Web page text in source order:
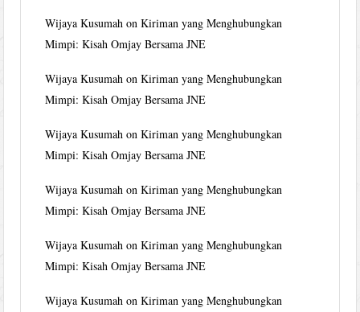
Wijaya Kusumah onKiriman yang Menghubungkan
Mimpi: Kisah Omjay Bersama JNE
Wijaya Kusumah onKiriman yang Menghubungkan
Mimpi: Kisah Omjay Bersama JNE
Wijaya Kusumah onKiriman yang Menghubungkan
Mimpi: Kisah Omjay Bersama JNE
Wijaya Kusumah onKiriman yang Menghubungkan
Mimpi: Kisah Omjay Bersama JNE
Wijaya Kusumah onKiriman yang Menghubungkan
Mimpi: Kisah Omjay Bersama JNE
Wijaya Kusumah onKiriman yang Menghubungkan